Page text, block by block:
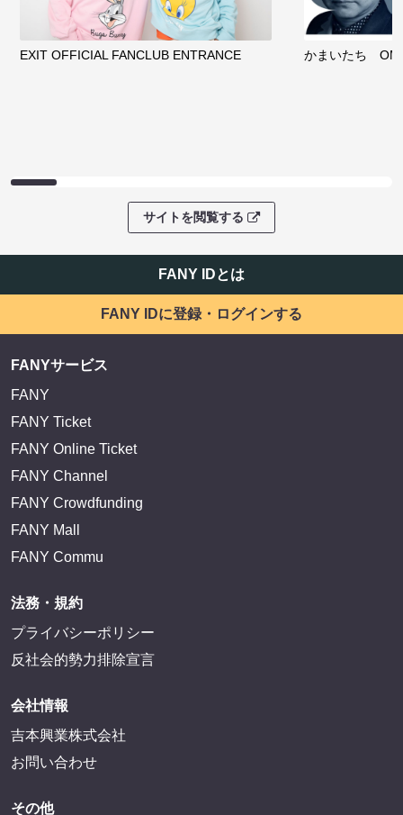
EXIT OFFICIAL FANCLUB ENTRANCE かまいたち
サイトを閲覧する
FANY IDとは
FANY IDに登録・ログインする
FANYサービス
FANY
FANY Ticket
FANY Online Ticket
FANY Channel
FANY Crowdfunding
FANY Mall
FANY Commu
法務・規約
プライバシーポリシー
反社会的勢力排除宣言
会社情報
吉本興業株式会社
お問い合わせ
その他